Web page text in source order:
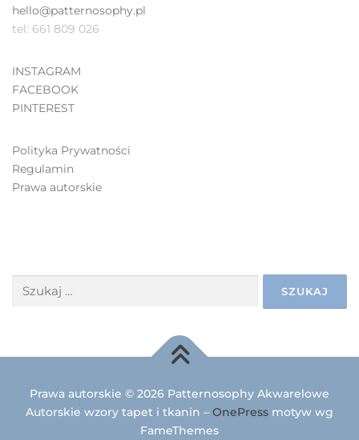
hello@patternosophy.pl
tel: 661 809 026
INSTAGRAM
FACEBOOK
PINTEREST
Polityka Prywatności
Regulamin
Prawa autorskie
Prawa autorskie © 2026 Patternosophy Akwarelowe
Autorskie wzory tapet i tkanin – OnePress motyw wg
FameThemes